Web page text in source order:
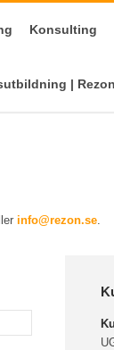
Konsulting
| Rezon
info@rezon.se.